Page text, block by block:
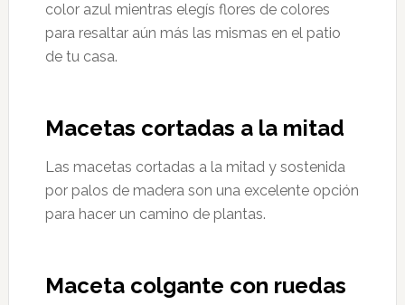
color azul mientras elegís flores de colores
para resaltar aún más las mismas en el patio
de tu casa.
Macetas cortadas a la mitad
Las macetas cortadas a la mitad y sostenida
por palos de madera son una excelente opción
para hacer un camino de plantas.
Maceta colgante con ruedas